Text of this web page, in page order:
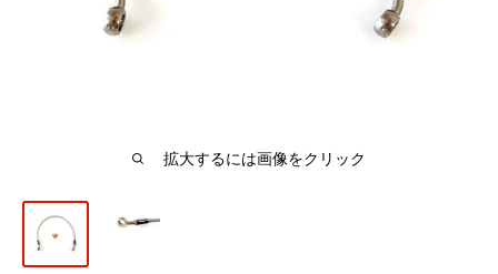
拡大するには画像をクリック